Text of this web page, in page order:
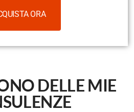
ORA
DELLE MIE